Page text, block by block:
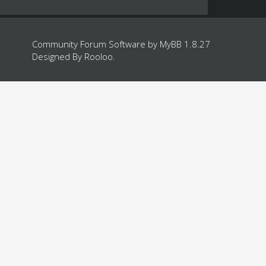
Community Forum Software by MyBB 1.8.27
Designed By Rooloo.